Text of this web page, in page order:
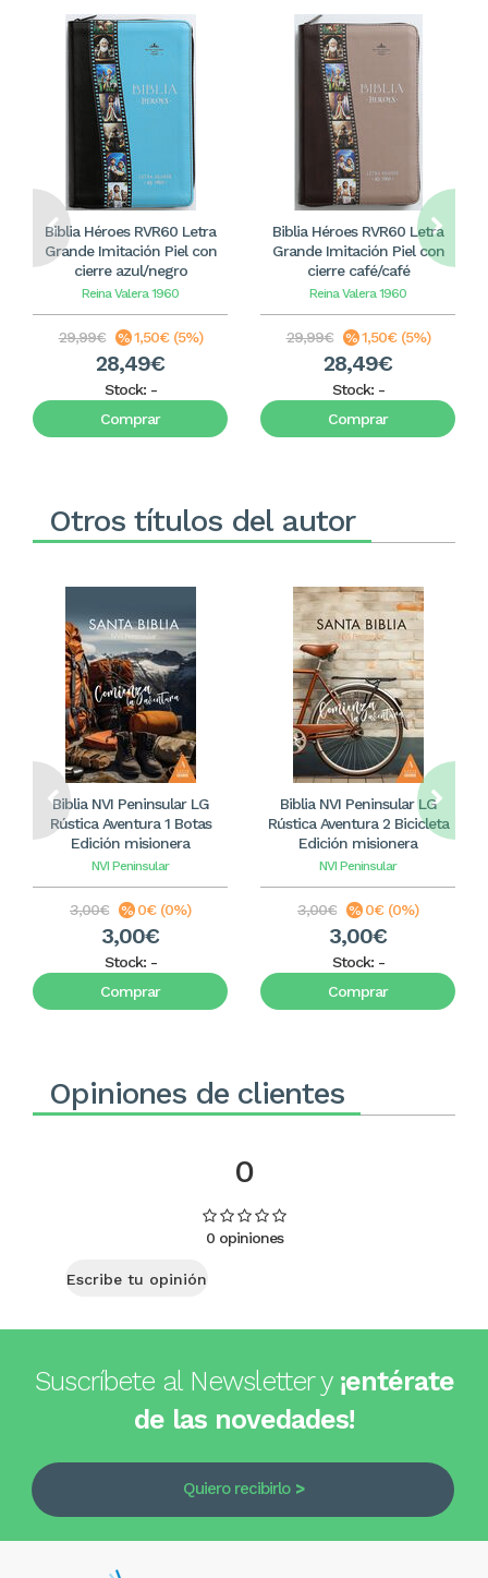
Biblia Héroes RVR60 Letra
Grande Imitación Piel con
cierre azul/negro
Reina Valera 1960
29,99€ 1,50€ (5%)
28,49€
Stock: -
Comprar
Biblia Héroes RVR60 Letra
Grande Imitación Piel con
cierre café/café
Reina Valera 1960
29,99€ 1,50€ (5%)
28,49€
Stock: -
Comprar
Otros títulos del autor
Biblia NVI Peninsular LG
Rústica Aventura 1 Botas
Edición misionera
NVI Peninsular
3,00€ 0€ (0%)
3,00€
Stock: -
Comprar
Biblia NVI Peninsular LG
Rústica Aventura 2 Bicicleta
Edición misionera
NVI Peninsular
3,00€ 0€ (0%)
3,00€
Stock: -
Comprar
Opiniones de clientes
0
0 opiniones
Escribe tu opinión
Suscríbete al Newsletter y ¡entérate
de las novedades!
Quiero recibirlo